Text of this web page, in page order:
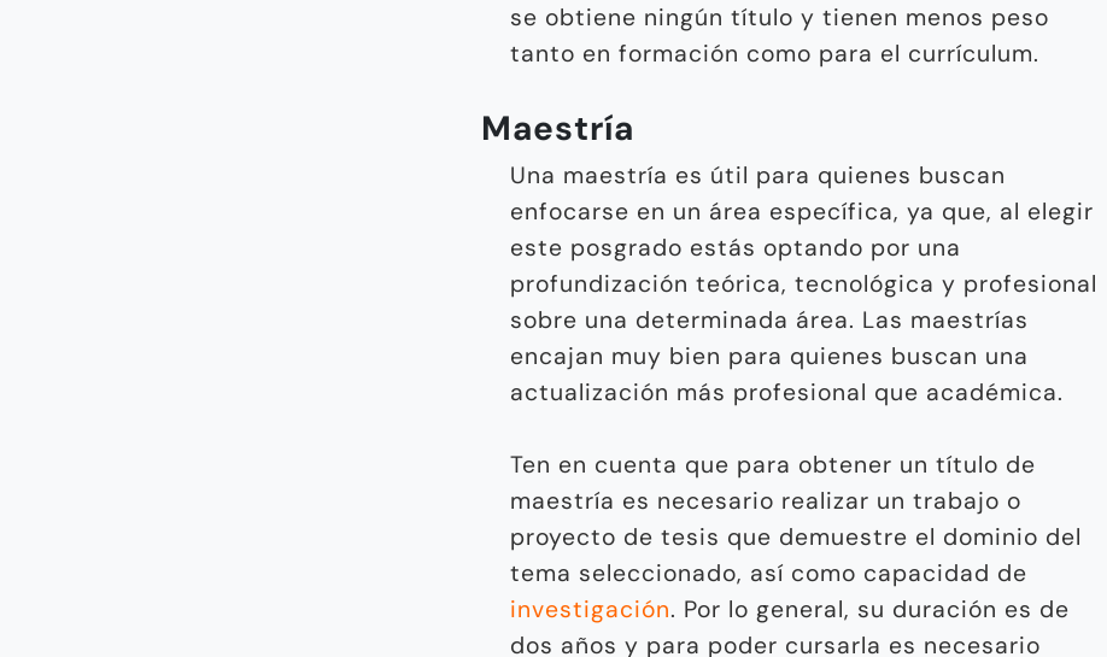
se obtiene ningún título y tienen menos peso
tanto en formación como para el currículum.
Maestría
Una maestría es útil para quienes buscan
enfocarse en un área específica, ya que, al elegir
este posgrado estás optando por una
profundización teórica, tecnológica y profesional
sobre una determinada área. Las maestrías
encajan muy bien para quienes buscan una
actualización más profesional que académica.
Ten en cuenta que para obtener un título de
maestría es necesario realizar un trabajo o
proyecto de tesis que demuestre el dominio del
tema seleccionado, así como capacidad de
investigación. Por lo general, su duración es de
dos años y para poder cursarla es necesario